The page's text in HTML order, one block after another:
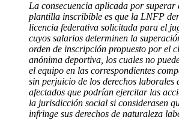
La consecuencia aplicada por superar
plantilla inscribible es que la LNFP
licencia federativa solicitada para el
cuyos salarios determinen la
orden de inscripción propuesto por el
anónima deportiva, los cuales no
el equipo en las correspondientes
sin perjuicio de los derechos laborales
afectados que podrían ejercitar las
la jurisdicción social si considerasen
infringe sus derechos de naturaleza